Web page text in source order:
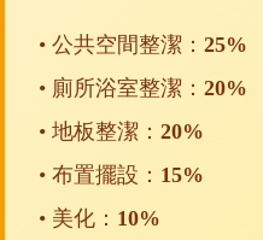
• 公共空間整潔：25%
• 廁所浴室整潔：20%
• 地板整潔：20%
• 布置擺設： 15%
• 美化： 10%